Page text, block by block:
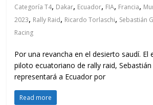
Categoría T4, Dakar, Ecuador, FIA, Francia,
2023, Rally Raid, Ricardo Torlaschi, Sebastián
Racing
Por una revancha en el desierto saudí. El
piloto ecuatoriano de rally raid, Sebastián
representará a Ecuador por
Read more